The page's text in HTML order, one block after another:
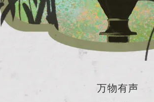
万物有声